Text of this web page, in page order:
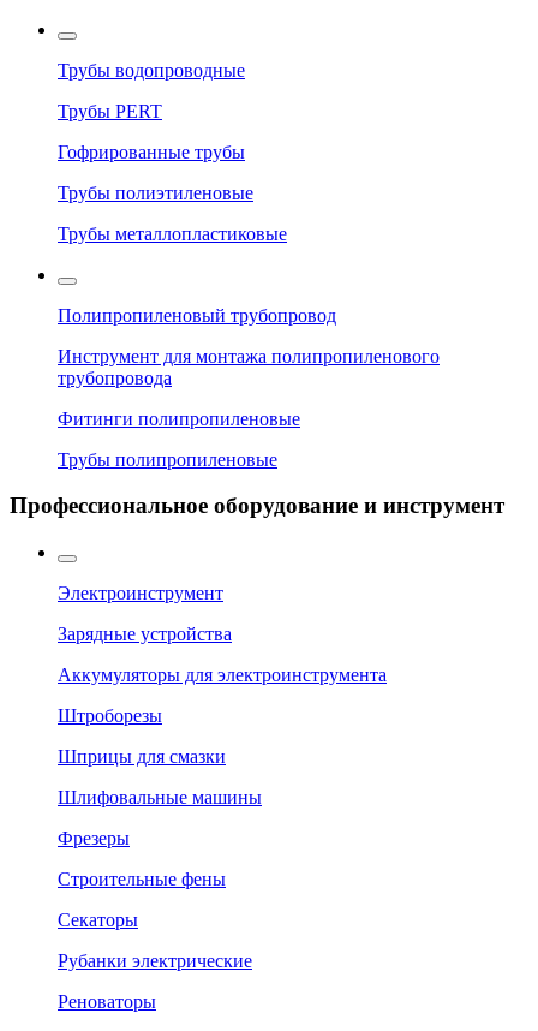
Трубы водопроводные
Трубы PERT
Гофрированные трубы
Трубы полиэтиленовые
Трубы металлопластиковые
Полипропиленовый трубопровод
Инструмент для монтажа полипропиленового
трубопровода
Фитинги полипропиленовые
Трубы полипропиленовые
Профессиональное оборудование и инструмент
Электроинструмент
Зарядные устройства
Аккумуляторы для электроинструмента
Штроборезы
Шприцы для смазки
Шлифовальные машины
Фрезеры
Строительные фены
Секаторы
Рубанки электрические
Реноваторы